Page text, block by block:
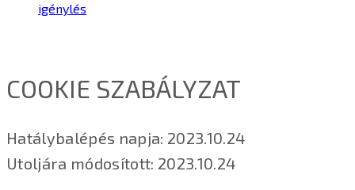
igénylés
COOKIE SZABÁLYZAT
Hatálybalépés napja: 2023.10.24
Utoljára módosított: 2023.10.24